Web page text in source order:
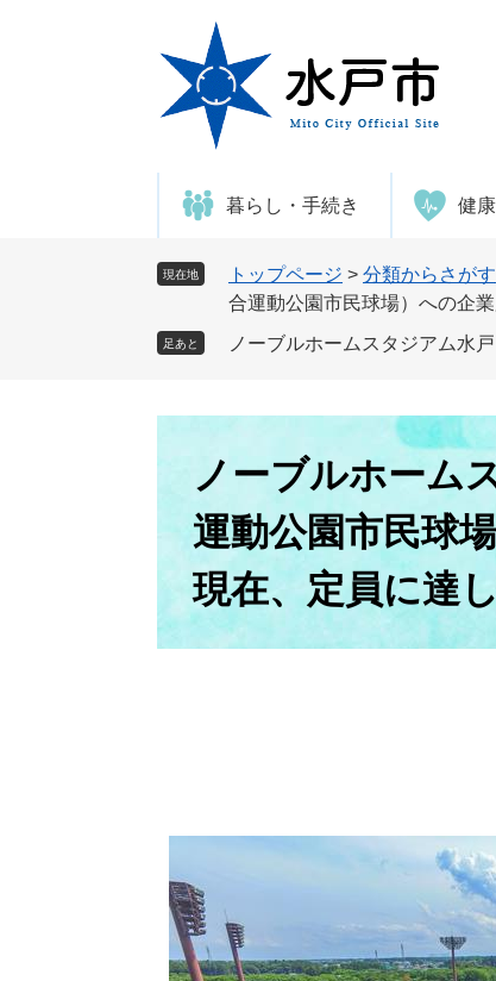
暮らし・手続き 健
現在地 トップページ > 分類からさがす
合運動公園市民球場）への企
足あと ノーブルホームスタジアム水
ノーブルホーム
運動公園市民球
現在、定員に達